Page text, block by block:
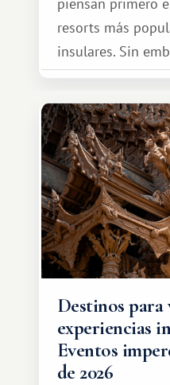
resorts más
insulares. Sin
oportunidades
de intercambio
amplias. Entre
África, un
experiencia de
diferente.
Destinos
experiencias
Eventos
de 2026